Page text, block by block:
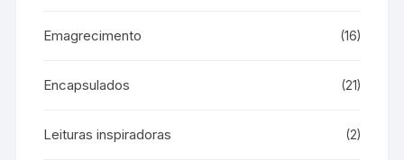
Emagrecimento (16)
Encapsulados (21)
Leituras inspiradoras (2)